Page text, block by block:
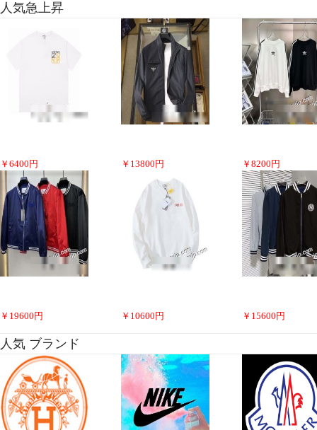
人気急上昇
￥ 6400 円 ￥ 13800 円 ￥ 8200 円
￥ 19600 円 ￥ 10600 円 ￥ 15600 円
人気 ブランド